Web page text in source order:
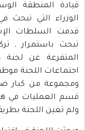
قيادة المنطقة
الوزراء التي تبحث
قدمت السلطات
تبحث باستمرار ـ
المتفرعة عن
اجتماعات اللجنة
ومجموعة من كبار
قسم العمليات في
ولم تعين اللجنة